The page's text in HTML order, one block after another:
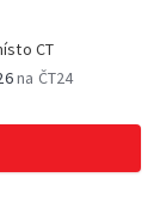
Nová
— AI pomáhá
sítí ČT
—
CT
na ČT24